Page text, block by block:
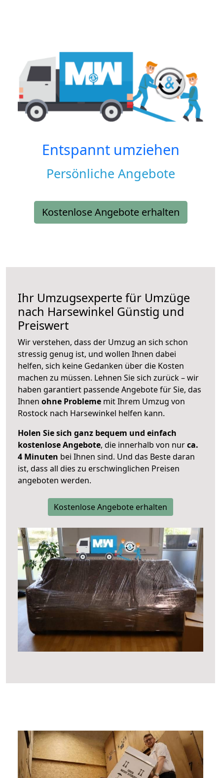
Entspannt umziehen
Persönliche Angebote
Kostenlose Angebote erhalten
Ihr Umzugsexperte für Umzüge
nach Harsewinkel Günstig und
Preiswert
Wir verstehen, dass der Umzug an sich schon
stressig genug ist, und wollen Ihnen dabei
helfen, sich keine Gedanken über die Kosten
machen zu müssen. Lehnen Sie sich zurück – wir
haben garantiert passende Angebote für Sie, das
Ihnen ohne Probleme mit Ihrem Umzug von
Rostock nach Harsewinkel helfen kann.
Holen Sie sich ganz bequem und einfach
kostenlose Angebote, die innerhalb von nurca.
4 Minuten bei Ihnen sind. Und das Beste daran
ist, dass all dies zu erschwinglichen Preisen
angeboten werden.
Kostenlose Angebote erhalten